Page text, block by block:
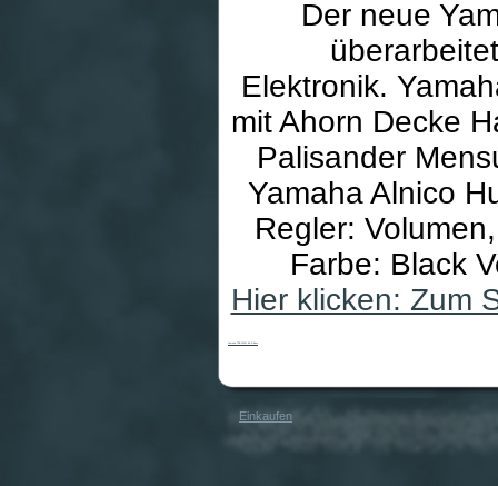
Der neue
Elektronik.
mit Ahorn Decke
Palisander
Yamaha Alnico
Regler:
Farbe: Black
Hier klicken: Zum
Einkaufen